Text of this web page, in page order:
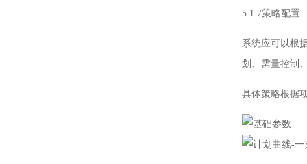
5.1.7策略配置
系统应可以根
划、需量控制
具体策略根据